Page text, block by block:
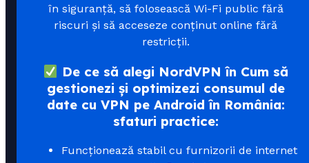
în siguranță, să folosească Wi-Fi public fără
riscuri și să acceseze conținut online fără
restricții.
De ce să alegi NordVPN în Cum să
gestionezi și optimizezi consumul de
date cu VPN pe Android în România:
sfaturi practice:
Funcționează stabil cu furnizorii de internet